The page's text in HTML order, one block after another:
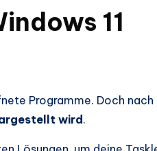
11
Programme. Doch nach
wird.